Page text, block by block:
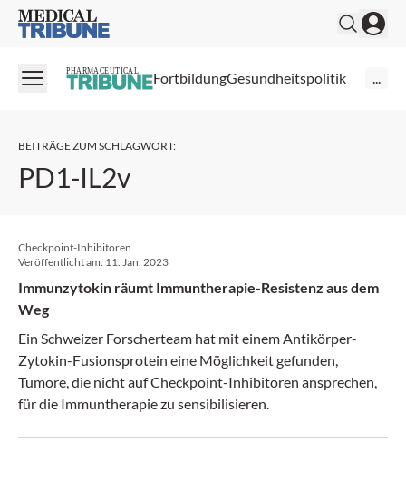
Medical Tribune
PHARMACEUTICAL FortbildungGesundheitspolitik ...
BEITRÄGE ZUM SCHLAGWORT:
PD1-IL2v
Checkpoint-Inhibitoren
Veröffentlicht am: 11. Jan. 2023
Immunzytokin räumt Immuntherapie-Resistenz aus dem
Weg
Ein Schweizer Forscherteam hat mit einem Antikörper-
Zytokin-Fusionsprotein eine Möglichkeit gefunden,
Tumore, die nicht auf Checkpoint-Inhibitoren ansprechen,
für die Immuntherapie zu sensibilisieren.